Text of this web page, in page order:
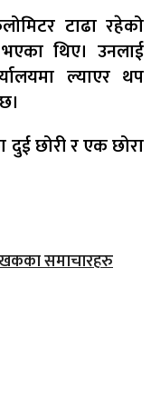
टाढा रहेको
भएका थिए। उनलाई
ल्याएर थप
दुई छोरी र एक छोरा
समाचारहरु